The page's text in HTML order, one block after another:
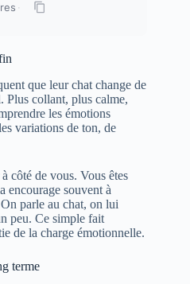
·
que leur chat change de
Plus collant, plus calme,
les émotions
variations de ton, de
côté de vous. Vous êtes
encourage souvent à
parle au chat, on lui
peu. Ce simple fait
de la charge émotionnelle.
terme